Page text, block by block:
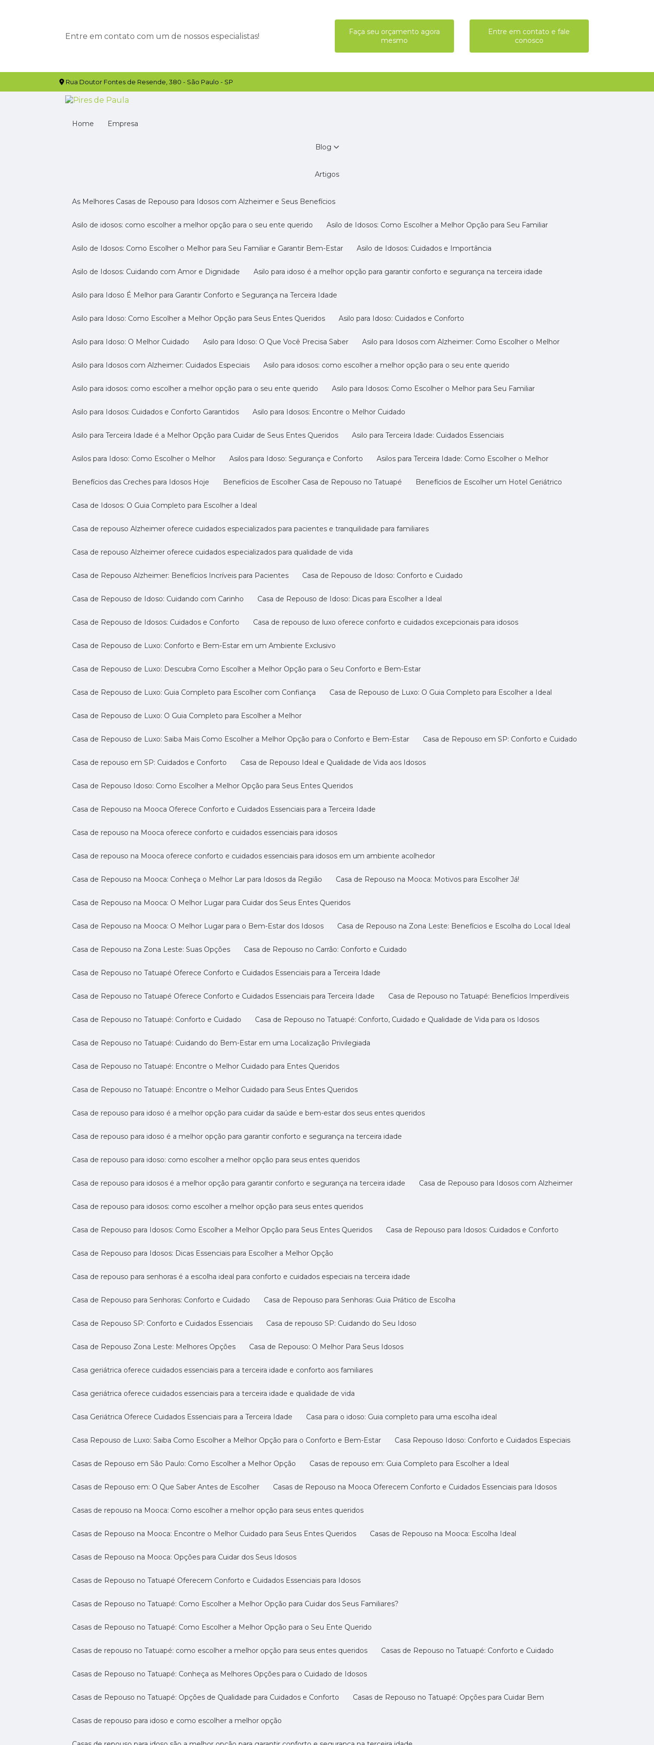
Entre em contato com um de nossos especialistas!
Faça seu orçamento agora
mesmo
Entre em contato e fale
conosco
Rua Doutor Fontes de Resende, 380 - São Paulo - SP
Home Empresa
Blog
Artigos
As Melhores Casas de Repouso para Idosos com Alzheimer e Seus Benefícios
Asilo de idosos: como escolher a melhor opção para o seu ente querido Asilo de Idosos: Como Escolher a Melhor Opção para Seu Familiar
Asilo de Idosos: Como Escolher o Melhor para Seu Familiar e Garantir Bem-Estar Asilo de Idosos: Cuidados e Importância
Asilo de Idosos: Cuidando com Amor e Dignidade Asilo para idoso é a melhor opção para garantir conforto e segurança na terceira idade
Asilo para Idoso É Melhor para Garantir Conforto e Segurança na Terceira Idade
Asilo para Idoso: Como Escolher a Melhor Opção para Seus Entes Queridos Asilo para Idoso: Cuidados e Conforto
Asilo para Idoso: O Melhor Cuidado Asilo para Idoso: O Que Você Precisa Saber Asilo para Idosos com Alzheimer: Como Escolher o Melhor
Asilo para Idosos com Alzheimer: Cuidados Especiais Asilo para idosos: como escolher a melhor opção para o seu ente querido
Asilo para idosos: como escolher a melhor opção para o seu ente querido Asilo para Idosos: Como Escolher o Melhor para Seu Familiar
Asilo para Idosos: Cuidados e Conforto Garantidos Asilo para Idosos: Encontre o Melhor Cuidado
Asilo para Terceira Idade é a Melhor Opção para Cuidar de Seus Entes Queridos Asilo para Terceira Idade: Cuidados Essenciais
Asilos para Idoso: Como Escolher o Melhor Asilos para Idoso: Segurança e Conforto Asilos para Terceira Idade: Como Escolher o Melhor
Benefícios das Creches para Idosos Hoje Benefícios de Escolher Casa de Repouso no Tatuapé Benefícios de Escolher um Hotel Geriátrico
Casa de Idosos: O Guia Completo para Escolher a Ideal
Casa de repouso Alzheimer oferece cuidados especializados para pacientes e tranquilidade para familiares
Casa de repouso Alzheimer oferece cuidados especializados para qualidade de vida
Casa de Repouso Alzheimer: Benefícios Incríveis para Pacientes Casa de Repouso de Idoso: Conforto e Cuidado
Casa de Repouso de Idoso: Cuidando com Carinho Casa de Repouso de Idoso: Dicas para Escolher a Ideal
Casa de Repouso de Idosos: Cuidados e Conforto Casa de repouso de luxo oferece conforto e cuidados excepcionais para idosos
Casa de Repouso de Luxo: Conforto e Bem-Estar em um Ambiente Exclusivo
Casa de Repouso de Luxo: Descubra Como Escolher a Melhor Opção para o Seu Conforto e Bem-Estar
Casa de Repouso de Luxo: Guia Completo para Escolher com Confiança Casa de Repouso de Luxo: O Guia Completo para Escolher a Ideal
Casa de Repouso de Luxo: O Guia Completo para Escolher a Melhor
Casa de Repouso de Luxo: Saiba Mais Como Escolher a Melhor Opção para o Conforto e Bem-Estar Casa de Repouso em SP: Conforto e Cuidado
Casa de repouso em SP: Cuidados e Conforto Casa de Repouso Ideal e Qualidade de Vida aos Idosos
Casa de Repouso Idoso: Como Escolher a Melhor Opção para Seus Entes Queridos
Casa de Repouso na Mooca Oferece Conforto e Cuidados Essenciais para a Terceira Idade
Casa de repouso na Mooca oferece conforto e cuidados essenciais para idosos
Casa de repouso na Mooca oferece conforto e cuidados essenciais para idosos em um ambiente acolhedor
Casa de Repouso na Mooca: Conheça o Melhor Lar para Idosos da Região Casa de Repouso na Mooca: Motivos para Escolher Já!
Casa de Repouso na Mooca: O Melhor Lugar para Cuidar dos Seus Entes Queridos
Casa de Repouso na Mooca: O Melhor Lugar para o Bem-Estar dos Idosos Casa de Repouso na Zona Leste: Benefícios e Escolha do Local Ideal
Casa de Repouso na Zona Leste: Suas Opções Casa de Repouso no Carrão: Conforto e Cuidado
Casa de Repouso no Tatuapé Oferece Conforto e Cuidados Essenciais para a Terceira Idade
Casa de Repouso no Tatuapé Oferece Conforto e Cuidados Essenciais para Terceira Idade Casa de Repouso no Tatuapé: Benefícios Imperdíveis
Casa de Repouso no Tatuapé: Conforto e Cuidado Casa de Repouso no Tatuapé: Conforto, Cuidado e Qualidade de Vida para os Idosos
Casa de Repouso no Tatuapé: Cuidando do Bem-Estar em uma Localização Privilegiada
Casa de Repouso no Tatuapé: Encontre o Melhor Cuidado para Entes Queridos
Casa de Repouso no Tatuapé: Encontre o Melhor Cuidado para Seus Entes Queridos
Casa de repouso para idoso é a melhor opção para cuidar da saúde e bem-estar dos seus entes queridos
Casa de repouso para idoso é a melhor opção para garantir conforto e segurança na terceira idade
Casa de repouso para idoso: como escolher a melhor opção para seus entes queridos
Casa de repouso para idosos é a melhor opção para garantir conforto e segurança na terceira idade Casa de Repouso para Idosos com Alzheimer
Casa de repouso para idosos: como escolher a melhor opção para seus entes queridos
Casa de Repouso para Idosos: Como Escolher a Melhor Opção para Seus Entes Queridos Casa de Repouso para Idosos: Cuidados e Conforto
Casa de Repouso para Idosos: Dicas Essenciais para Escolher a Melhor Opção
Casa de repouso para senhoras é a escolha ideal para conforto e cuidados especiais na terceira idade
Casa de Repouso para Senhoras: Conforto e Cuidado Casa de Repouso para Senhoras: Guia Prático de Escolha
Casa de Repouso SP: Conforto e Cuidados Essenciais Casa de repouso SP: Cuidando do Seu Idoso
Casa de Repouso Zona Leste: Melhores Opções Casa de Repouso: O Melhor Para Seus Idosos
Casa geriátrica oferece cuidados essenciais para a terceira idade e conforto aos familiares
Casa geriátrica oferece cuidados essenciais para a terceira idade e qualidade de vida
Casa Geriátrica Oferece Cuidados Essenciais para a Terceira Idade Casa para o idoso: Guia completo para uma escolha ideal
Casa Repouso de Luxo: Saiba Como Escolher a Melhor Opção para o Conforto e Bem-Estar Casa Repouso Idoso: Conforto e Cuidados Especiais
Casas de Repouso em São Paulo: Como Escolher a Melhor Opção Casas de repouso em: Guia Completo para Escolher a Ideal
Casas de Repouso em: O Que Saber Antes de Escolher Casas de Repouso na Mooca Oferecem Conforto e Cuidados Essenciais para Idosos
Casas de repouso na Mooca: Como escolher a melhor opção para seus entes queridos
Casas de Repouso na Mooca: Encontre o Melhor Cuidado para Seus Entes Queridos Casas de Repouso na Mooca: Escolha Ideal
Casas de Repouso na Mooca: Opções para Cuidar dos Seus Idosos
Casas de Repouso no Tatuapé Oferecem Conforto e Cuidados Essenciais para Idosos
Casas de Repouso no Tatuapé: Como Escolher a Melhor Opção para Cuidar dos Seus Familiares?
Casas de Repouso no Tatuapé: Como Escolher a Melhor Opção para o Seu Ente Querido
Casas de repouso no Tatuapé: como escolher a melhor opção para seus entes queridos Casas de Repouso no Tatuapé: Conforto e Cuidado
Casas de Repouso no Tatuapé: Conheça as Melhores Opções para o Cuidado de Idosos
Casas de Repouso no Tatuapé: Opções de Qualidade para Cuidados e Conforto Casas de Repouso no Tatuapé: Opções para Cuidar Bem
Casas de repouso para idoso e como escolher a melhor opção